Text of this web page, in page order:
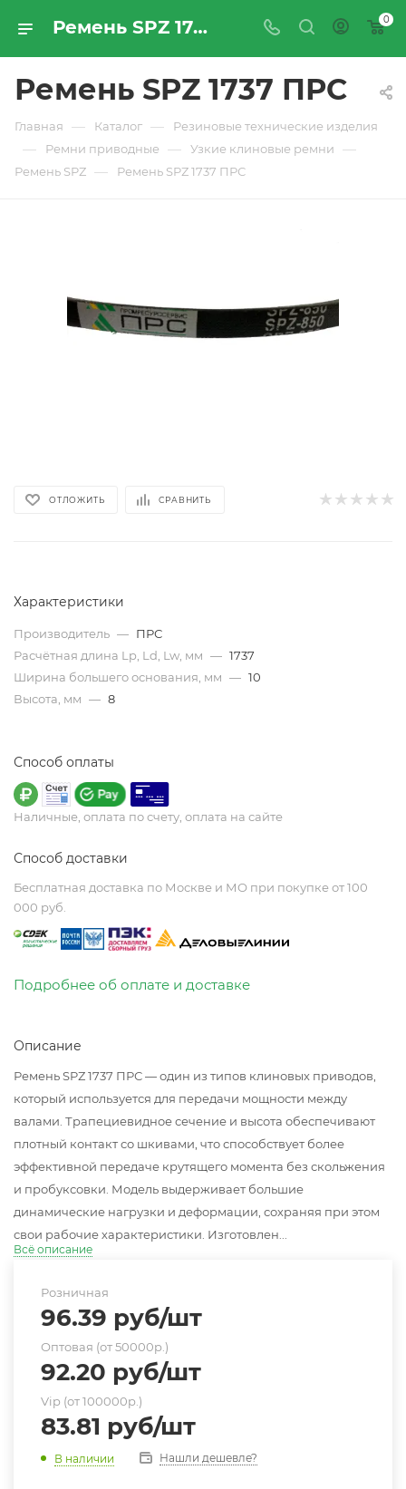
Ремень SPZ 1737 ПРС - купить по цене производителя с доставкой по Москве и России | ПРОМРЕСУРССЕРВИС 0
Ремень SPZ 1737 ПРС
Главная — Каталог — Резиновые технические изделия
— Ремни приводные — Узкие клиновые ремни —
Ремень SPZ — Ремень SPZ 1737 ПРС
ОТЛОЖИТЬ СРАВНИТЬ
Характеристики
Производитель — ПРС
Расчётная длина Lp, Ld, Lw, мм — 1737
Ширина большего основания, мм — 10
Высота, мм — 8
Способ оплаты
Наличные, оплата по счету, оплата на сайте
Способ доставки
Бесплатная доставка по Москве и МО при покупке от 100
000 руб.
Подробнее об оплате и доставке
Описание
Ремень SPZ 1737 ПРС — один из типов клиновых приводов,
который используется для передачи мощности между
валами. Трапециевидное сечение и высота обеспечивают
плотный контакт со шкивами, что способствует более
эффективной передаче крутящего момента без скольжения
и пробуксовки. Модель выдерживает большие
динамические нагрузки и деформации, сохраняя при этом
свои рабочие характеристики. Изготовлен...
Всё описание
Розничная
96.39 руб/шт
Оптовая (от 50000р.)
92.20 руб/шт
Vip (от 100000р.)
83.81 руб/шт
В наличии Нашли дешевле?